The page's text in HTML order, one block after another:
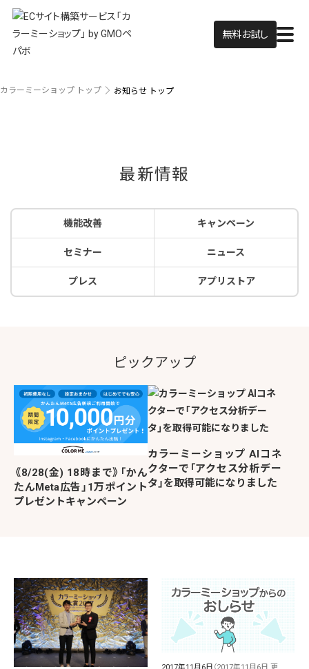
無料お試し
カラーミーショップ トップ お知らせ トップ
最新情報
機能改善 キャンペーン
セミナー ニュース
プレス アプリストア
ピックアップ
《8/28(金) 18時まで》「かん
たんMeta広告」1万ポイント
プレゼントキャンペーン
カラーミーショップ AIコネ
クターで「アクセス分析デー
タ」を取得可能になりました